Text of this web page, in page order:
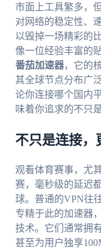
市面上工具繁多，
对网络的稳定性、
以毁掉一场精彩的
像一位经验丰富的
番茄加速器，它的
其全球节点分布广
论你连接哪个国内
味着你追求的不只
不只是连接，
观看体育赛事，尤
赛，毫秒级的延迟
球。普通的VPN往
专精于此的加速器
技术。它们通常拥
甚至为用户独享